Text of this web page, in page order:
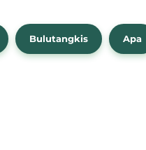
Bulutangkis Apa